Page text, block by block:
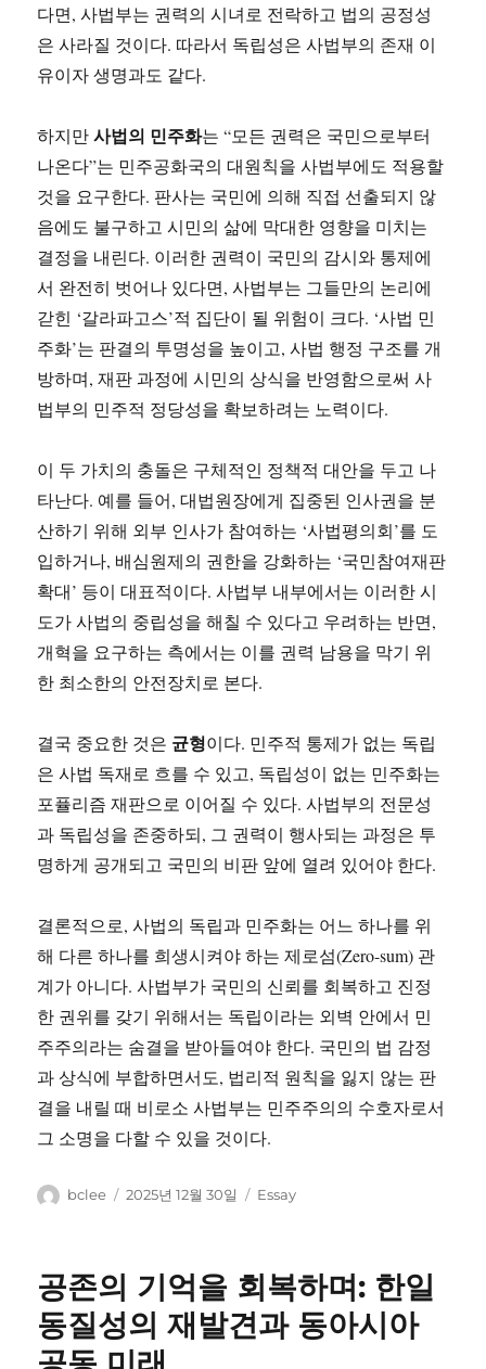
다면, 사법부는 권력의 시녀로 전락하고 법의 공정성
은 사라질 것이다. 따라서 독립성은 사법부의 존재 이
유이자 생명과도 같다.
하지만사법의 민주화는 “모든 권력은 국민으로부터
나온다”는 민주공화국의 대원칙을 사법부에도 적용할
것을 요구한다. 판사는 국민에 의해 직접 선출되지 않
음에도 불구하고 시민의 삶에 막대한 영향을 미치는
결정을 내린다. 이러한 권력이 국민의 감시와 통제에
서 완전히 벗어나 있다면, 사법부는 그들만의 논리에
갇힌 ‘갈라파고스’적 집단이 될 위험이 크다. ‘사법 민
주화’는 판결의 투명성을 높이고, 사법 행정 구조를 개
방하며, 재판 과정에 시민의 상식을 반영함으로써 사
법부의 민주적 정당성을 확보하려는 노력이다.
이 두 가치의 충돌은 구체적인 정책적 대안을 두고 나
타난다. 예를 들어, 대법원장에게 집중된 인사권을 분
산하기 위해 외부 인사가 참여하는 ‘사법평의회’를 도
입하거나, 배심원제의 권한을 강화하는 ‘국민참여재판
확대’ 등이 대표적이다. 사법부 내부에서는 이러한 시
도가 사법의 중립성을 해칠 수 있다고 우려하는 반면,
개혁을 요구하는 측에서는 이를 권력 남용을 막기 위
한 최소한의 안전장치로 본다.
결국 중요한 것은 균형이다. 민주적 통제가 없는 독립
은 사법 독재로 흐를 수 있고, 독립성이 없는 민주화는
포퓰리즘 재판으로 이어질 수 있다. 사법부의 전문성
과 독립성을 존중하되, 그 권력이 행사되는 과정은 투
명하게 공개되고 국민의 비판 앞에 열려 있어야 한다.
결론적으로, 사법의 독립과 민주화는 어느 하나를 위
해 다른 하나를 희생시켜야 하는 제로섬(Zero-sum) 관
계가 아니다. 사법부가 국민의 신뢰를 회복하고 진정
한 권위를 갖기 위해서는 독립이라는 외벽 안에서 민
주주의라는 숨결을 받아들여야 한다. 국민의 법 감정
과 상식에 부합하면서도, 법리적 원칙을 잃지 않는 판
결을 내릴 때 비로소 사법부는 민주주의의 수호자로서
그 소명을 다할 수 있을 것이다.
글
bclee
작
2025년 12월 30일
카
Essay
공존의 기억을 회복하며: 한일
동질성의 재발견과 동아시아